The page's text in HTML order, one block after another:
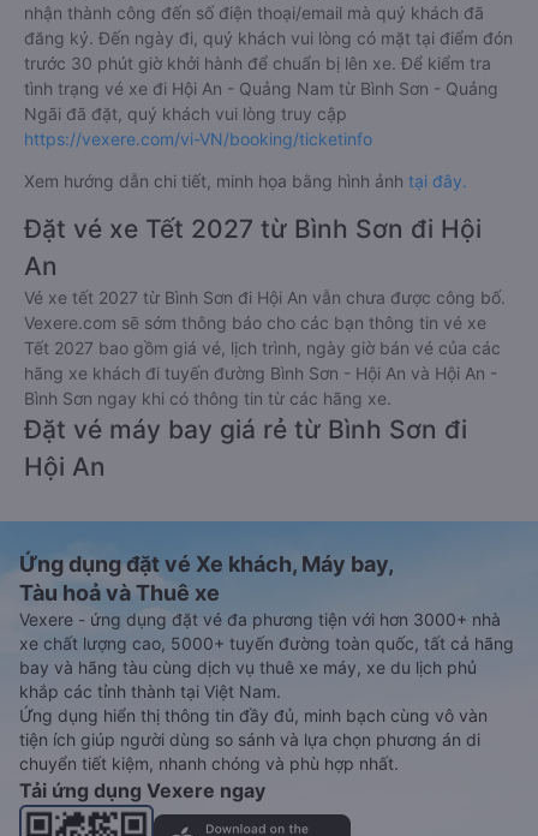
nhận thành công đến số điện thoại/email mà quý khách đã
đăng ký. Đến ngày đi, quý khách vui lòng có mặt tại điểm đón
trước 30 phút giờ khởi hành để chuẩn bị lên xe. Để kiểm tra
tình trạng vé xe đi Hội An - Quảng Nam từ Bình Sơn - Quảng
Ngãi đã đặt, quý khách vui lòng truy cập
https://vexere.com/vi-VN/booking/ticketinfo
Xem hướng dẫn chi tiết, minh họa bằng hình ảnh tại đây.
Đặt vé xe Tết 2027 từ Bình Sơn đi Hội
An
Vé xe tết 2027 từ Bình Sơn đi Hội An vẫn chưa được công bố.
Vexere.com sẽ sớm thông báo cho các bạn thông tin vé xe
Tết 2027 bao gồm giá vé, lịch trình, ngày giờ bán vé của các
hãng xe khách đi tuyến đường Bình Sơn - Hội An và Hội An -
Bình Sơn ngay khi có thông tin từ các hãng xe.
Đặt vé máy bay giá rẻ từ Bình Sơn đi
Hội An
Ứng dụng đặt vé Xe khách, Máy bay,
Tàu hoả và Thuê xe
Vexere - ứng dụng đặt vé đa phương tiện với hơn 3000+ nhà
xe chất lượng cao, 5000+ tuyến đường toàn quốc, tất cả hãng
bay và hãng tàu cùng dịch vụ thuê xe máy, xe du lịch phủ
khắp các tỉnh thành tại Việt Nam.
Ứng dụng hiển thị thông tin đầy đủ, minh bạch cùng vô vàn
tiện ích giúp người dùng so sánh và lựa chọn phương án di
chuyển tiết kiệm, nhanh chóng và phù hợp nhất.
Tải ứng dụng Vexere ngay